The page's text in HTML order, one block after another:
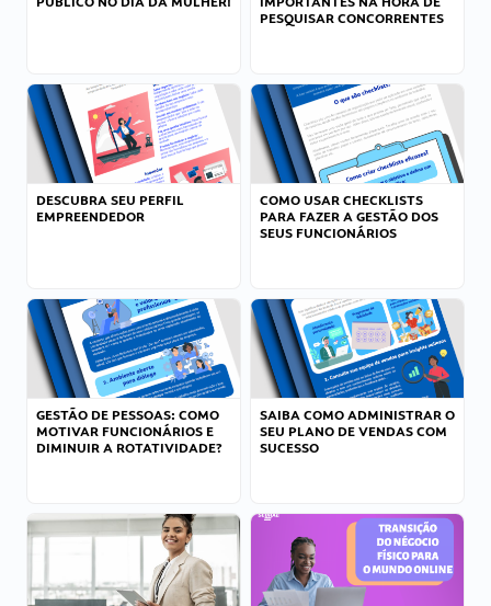
PESQUISAR CONCORRENTES
DESCUBRA SEU PERFIL
EMPREENDEDOR
COMO USAR CHECKLISTS
PARA FAZER A GESTÃO DOS
SEUS FUNCIONÁRIOS
GESTÃO DE PESSOAS: COMO
MOTIVAR FUNCIONÁRIOS E
DIMINUIR A ROTATIVIDADE?
SAIBA COMO ADMINISTRAR O
SEU PLANO DE VENDAS COM
SUCESSO